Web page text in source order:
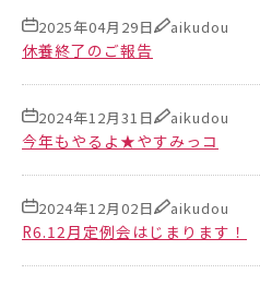
休養終了のご報告
2025年04月29日 aikudou
今年もやるよ★やすみっコ
2024年12月31日 aikudou
R6.12月定例会はじまります！
2024年12月02日 aikudou